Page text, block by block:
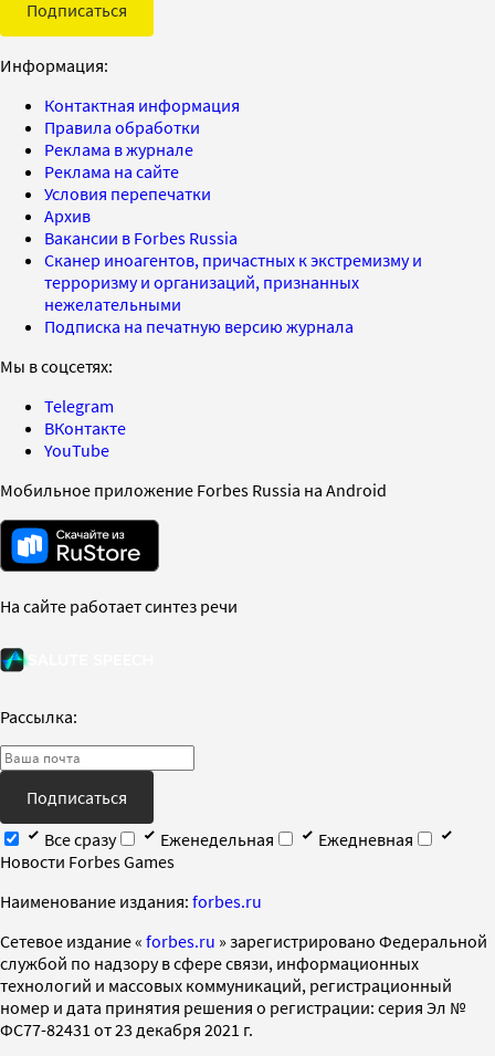
Подписаться
Информация:
Контактная информация
Правила обработки
Реклама в журнале
Реклама на сайте
Условия перепечатки
Архив
Вакансии в Forbes Russia
Сканер иноагентов, причастных к экстремизму и
терроризму и организаций, признанных
нежелательными
Подписка на печатную версию журнала
Мы в соцсетях:
Telegram
ВКонтакте
YouTube
Мобильное приложение Forbes Russia на Android
На сайте работает синтез речи
Рассылка:
Подписаться
Все сразу
Еженедельная
Ежедневная
Новости Forbes Games
Наименование издания: forbes.ru
Cетевое издание « forbes.ru » зарегистрировано Федеральной
службой по надзору в сфере связи, информационных
технологий и массовых коммуникаций, регистрационный
номер и дата принятия решения о регистрации: серия Эл №
ФС77-82431 от 23 декабря 2021 г.